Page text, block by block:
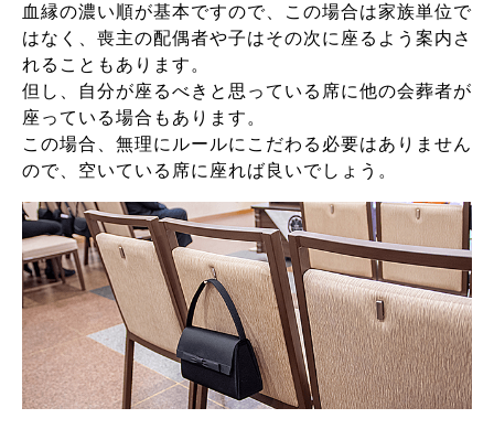
血縁の濃い順が基本ですので、この場合は家族単位で
はなく、喪主の配偶者や子はその次に座るよう案内さ
れることもあります。
但し、自分が座るべきと思っている席に他の会葬者が
座っている場合もあります。
この場合、無理にルールにこだわる必要はありません
ので、空いている席に座れば良いでしょう。